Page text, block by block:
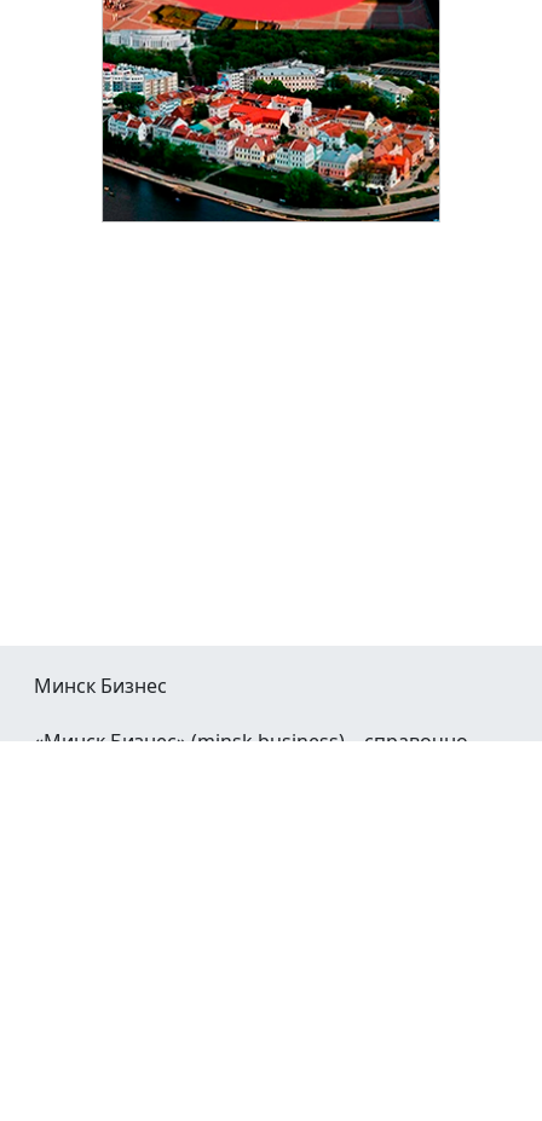
Минск Бизнес
«Минск Бизнес» (minsk.business) – справочно-